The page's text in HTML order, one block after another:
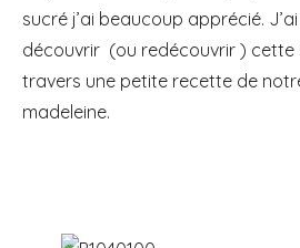
sucré j’ai beaucoup apprécié.
découvrir (ou redécouvrir ) cette
travers une petite recette de
madeleine.